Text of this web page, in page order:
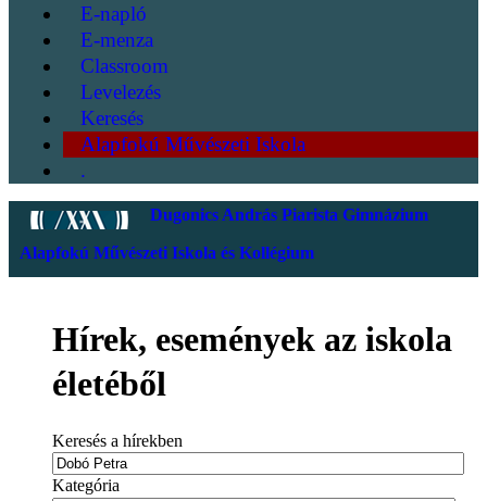
E-napló
E-menza
Classroom
Levelezés
Keresés
Alapfokú Művészeti Iskola
.
Dugonics András Piarista Gimnázium
Alapfokú Művészeti Iskola és Kollégium
Hírek, események az iskola
életéből
Keresés a hírekben
Kategória